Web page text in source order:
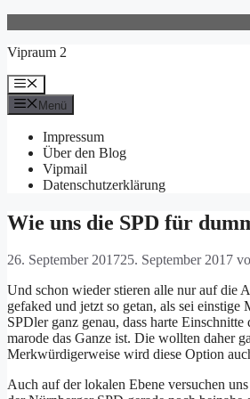
springen
Vipraum 2
Menü
Menü
Impressum
Über den Blog
Vipmail
Datenschutzerklärung
Wie uns die SPD für
26. September 201725. September 2017
Und schon wieder stieren alle nur auf die
gefaked und jetzt so getan, als sei
SPDler ganz genau, dass harte
marode das Ganze ist. Die wollten daher
Merkwürdigerweise wird diese Option
Auch auf der lokalen Ebene versuchen